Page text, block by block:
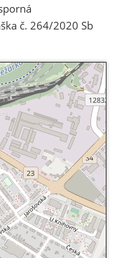
č. 264/2020 Sb